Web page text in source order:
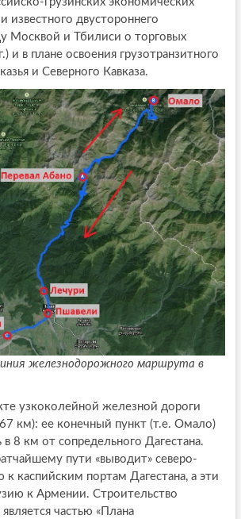
известного двустороннего
Москвой и Тбилиси о торговых
и в плане освоения грузотранзитного
и Северного Кавказа.
железнодорожного маршрута в
узкоколейной железной дороги
км): ее конечный пункт (т.е. Омало)
8 км от сопредельного Дагестана.
пути «выводит» северо-
к каспийским портам Дагестана, а эти
к Армении. Строительство
частью «Плана